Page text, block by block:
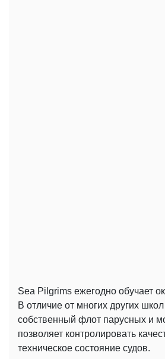
Sea Pilgrims ежегодно обучает
В отличие от многих других
собственный флот парусных и
позволяет контролировать
техническое состояние судов.